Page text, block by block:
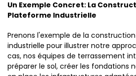
Un Exemple Concret: La
Plateforme Industrielle
Prenons l'exemple de la
industrielle pour illustrer notre
cas, nos équipes de terrassement
préparer le sol, créer les fondations